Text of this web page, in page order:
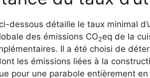
dessous détaille le taux minimal
des émissions CO2eq de la
Il a été choisi de
les émissions liées à la
pour une parabole entièrement en